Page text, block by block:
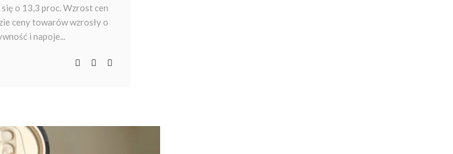
o 13,3 proc. Wzrost cen
ceny towarów wzrosły o
i napoje...